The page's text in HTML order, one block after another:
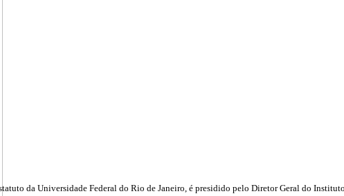
da Universidade Federal do Rio de Janeiro, é presidido pelo Diretor Geral do